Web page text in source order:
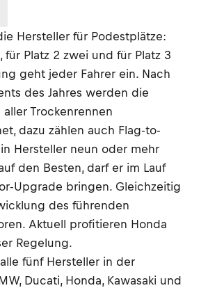
Hersteller für Podestplätze:
für Platz 2 zwei und für Platz 3
geht jeder Fahrer ein. Nach
des Jahres werden die
aller Trockenrennen
dazu zählen auch Flag-to-
Hersteller neun oder mehr
den Besten, darf er im Lauf
Upgrade bringen. Gleichzeitig
des führenden
Aktuell profitieren Honda
Regelung.
fünf Hersteller in der
Ducati, Honda, Kawasaki und